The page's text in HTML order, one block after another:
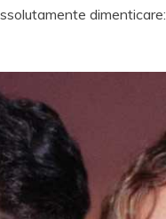
dimenticare: